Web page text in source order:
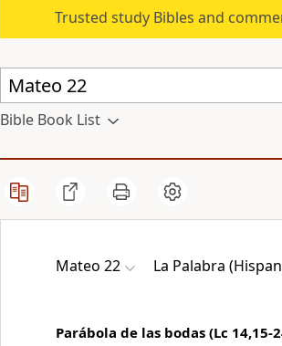
Trusted study Bibles and
Bible Book List
Mateo 22 La Palabra
Parábola de las bodas (Lc 14,15-